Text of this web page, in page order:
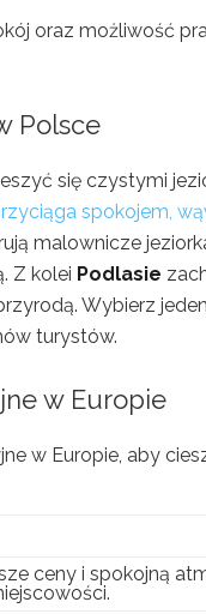
oraz możliwość
Polsce
się czystymi
spokojem,
malownicze
Z kolei Podlasie
Wybierz
turystów.
w Europie
w Europie, aby
ceny i spokojną